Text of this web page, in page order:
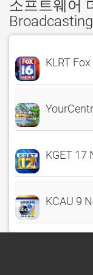
소프트웨어
Broadcasting
KLRT
KGET 17
KCAU 9